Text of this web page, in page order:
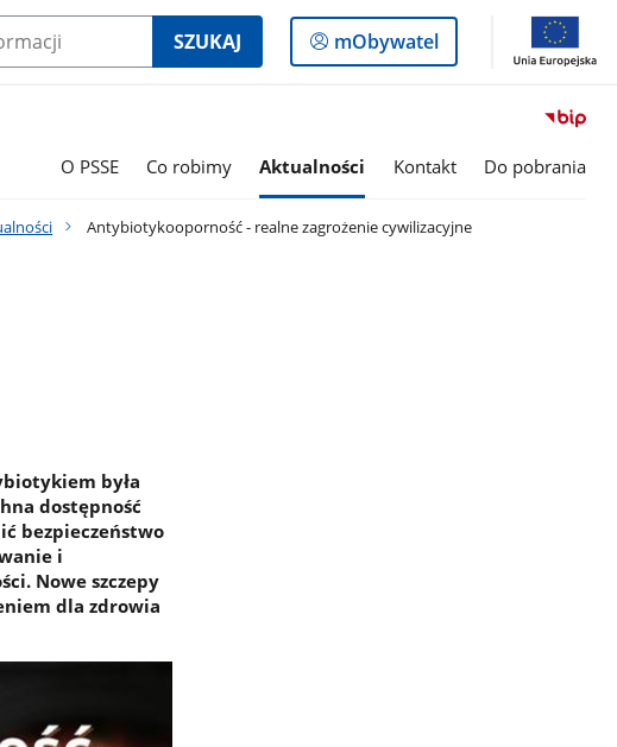
SZUKAJ
Logowanie
do
mObywatel
O PSSE Co robimy Aktualności Kontakt Do pobrania
Antybiotykooporność - realne zagrożenie cywilizacyjne
była
dostępność
bezpieczeństwo
i
Nowe szczepy
dla zdrowia